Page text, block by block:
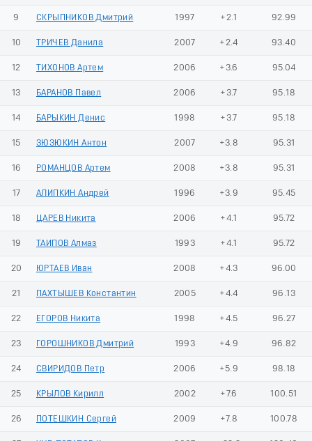
9 СКРЫПНИКОВ Дмитрий 1997 +2.1 92.99
10 ТРИЧЕВ Данила 2007 +2.4 93.40
12 ТИХОНОВ Артем 2006 +3.6 95.04
13 БАРАНОВ Павел 2006 +3.7 95.18
14 БАРЫКИН Денис 1998 +3.7 95.18
15 ЗЮЗЮКИН Антон 2007 +3.8 95.31
16 РОМАНЦОВ Артем 2008 +3.8 95.31
17 АЛИПКИН Андрей 1996 +3.9 95.45
18 ЦАРЕВ Никита 2006 +4.1 95.72
19 ТАИПОВ Алмаз 1993 +4.1 95.72
20 ЮРТАЕВ Иван 2008 +4.3 96.00
21 ПАХТЫШЕВ Константин 2005 +4.4 96.13
22 ЕГОРОВ Никита 1998 +4.5 96.27
23 ГОРОШНИКОВ Дмитрий 1993 +4.9 96.82
24 СВИРИДОВ Петр 2006 +5.9 98.18
25 КРЫЛОВ Кирилл 2002 +7.6 100.51
26 ПОТЕШКИН Сергей 2009 +7.8 100.78